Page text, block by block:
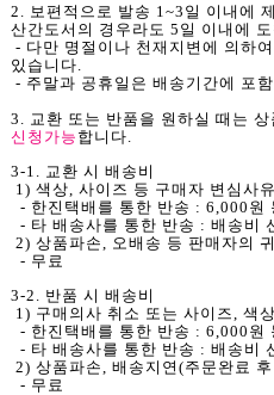
2. 보편적으로 발송 1~3일 이내에
산간도서의 경우라도 5일 이내에
- 다만 명절이나 천재지변에 의하
있습니다.
- 주말과 공휴일은 배송기간에 포
3. 교환 또는 반품을 원하실 때는 상
신청가능 합니다.
3-1. 교환 시 배송비
1) 색상, 사이즈 등 구매자 변심사
- 한진택배를 통한 반송 : 6,000
- 타 배송사를 통한 반송 : 배송
2) 상품파손, 오배송 등 판매자의
- 무료
3-2. 반품 시 배송비
1) 구매의사 취소 또는 사이즈, 색
- 한진택배를 통한 반송 : 6,000
- 타 배송사를 통한 반송 : 배송비
2) 상품파손, 배송지연(주문완료
- 무료